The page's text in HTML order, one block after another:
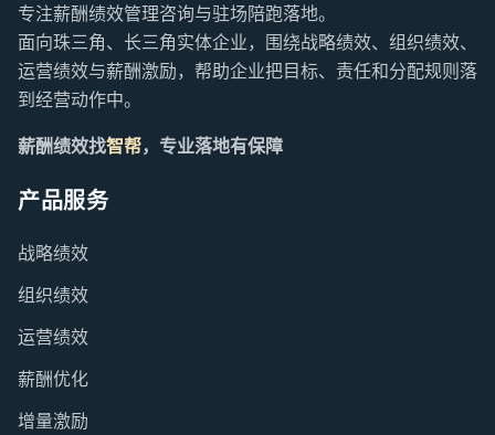
专注薪酬绩效管理咨询与驻场陪跑落地。
面向珠三角、长三角实体企业，围绕战略绩效、组织绩效、
运营绩效与薪酬激励，帮助企业把目标、责任和分配规则落
到经营动作中。
薪酬绩效找智帮，专业落地有保障
产品服务
战略绩效
组织绩效
运营绩效
薪酬优化
增量激励